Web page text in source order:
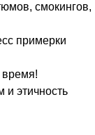
смокингов,
примерки
время!
этичность